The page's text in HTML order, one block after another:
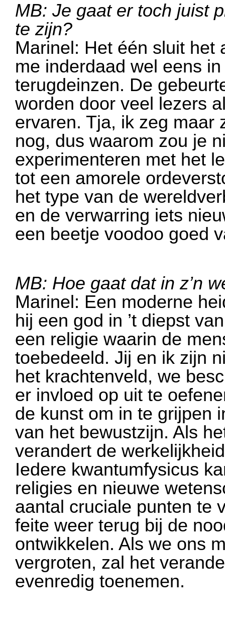
MB: Je gaat er toch juist
te zijn?
Marinel: Het één sluit het
me inderdaad wel eens
terugdeinzen. De
worden door veel lezers
ervaren. Tja, ik zeg maar
nog, dus waarom zou je
experimenteren met het
tot een amorele
het type van de
en de verwarring iets
een beetje voodoo goed
MB: Hoe gaat dat in z’n
Marinel: Een moderne
hij een god in ’t diepst
een religie waarin de
toebedeeld. Jij en ik zijn
het krachtenveld, we
er invloed op uit te
de kunst om in te grijpen
van het bewustzijn. Als
verandert de
Iedere kwantumfysicus
religies en nieuwe
aantal cruciale punten te
feite weer terug bij de
ontwikkelen. Als we ons
vergroten, zal het
evenredig toenemen.